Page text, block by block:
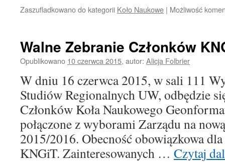
Zaszufladkowano do kategorii Koło Naukowe | Możliwość
Walne Zebranie Członków
Opublikowano 10 czerwca 2015, autor: Alicja Folbrier
W dniu 16 czerwca 2015, w sali 111
Studiów Regionalnych UW, odbędzie
Członków Koła Naukowego
połączone z wyborami Zarządu na
2015/2016. Obecność obowiązkowa
KNGiT. Zainteresowanych … Czytaj